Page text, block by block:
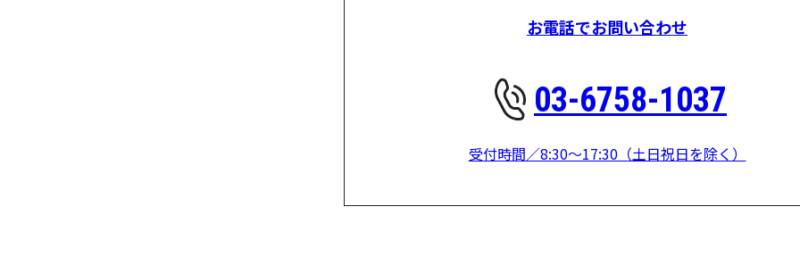
お電話でお問い合わせ
03-6758-1037
受付時間／8:30～17:30（土日祝日を除く）